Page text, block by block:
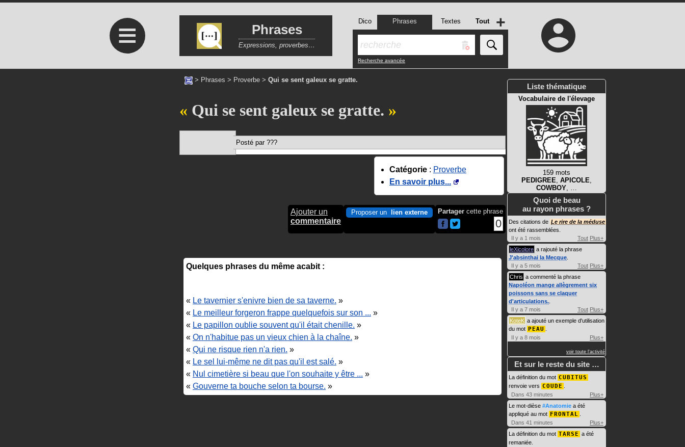
≡ Phrases
Expressions, proverbes…
Dico Phrases Textes Tout
Recherche avancée
+
> Phrases > Proverbe > Qui se sent galeux se gratte.
Qui se sent galeux se gratte.
Posté par ???
Catégorie : Proverbe
En savoir plus...
Ajouter un
commentaire
Proposer un lien externe Partager cette phrase
0
Quelques phrases du même acabit :
« Le tavernier s'enivre bien de sa taverne. »
« Le meilleur forgeron frappe quelquefois sur son ... »
« Le papillon oublie souvent qu'il était chenille. »
« On n'habitue pas un vieux chien à la chaîne. »
« Qui ne risque rien n'a rien. »
« Le sel lui-même ne dit pas qu'il est salé. »
« Nul cimetière si beau que l'on souhaite y être ... »
« Gouverne ta bouche selon ta bourse. »
Liste thématique
Vocabulaire de l'élevage
159 mots
PEDIGREE, APICOLE,
COWBOY, …
Quoi de beau
au rayon phrases ?
Des citations de Le rire de la méduse
ont été rassemblées.
Il y a 1 mois
Tout Plus+
leXicolore a rajouté la phrase
J'absinthai la Mecque
Il y a 5 mois
Tout Plus+
Chris a commenté la phrase
Napoléon mange allègrement six
poissons sans se claquer
d'articulations.
Il y a 7 mois
Tout Plus+
KoteK a ajouté un exemple d'utilisation
du mot PEAU
Il y a 8 mois
Plus+
voir toute l'activité
Et sur le reste du site …
La définition du mot CUBITUS
renvoie vers COUDE
Dans 43 minutes
Plus+
Le mot-dièse #Anatomie a été
appliqué au mot FRONTAL
Dans 41 minutes
Plus+
La définition du mot TARSE a été
remaniée.